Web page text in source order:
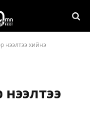
нээлтээ хийнэ